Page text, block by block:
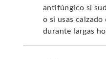
antifúngico si
o si usas calzado
durante largas